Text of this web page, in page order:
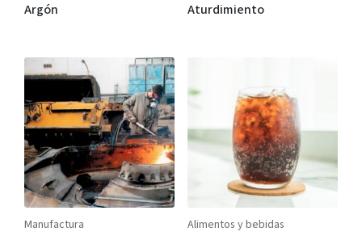
Argón Aturdimiento
Manufactura Alimentos y bebidas